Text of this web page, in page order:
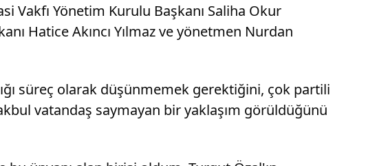
Vakfı Yönetim Kurulu Başkanı Saliha Okur
Hatice Akıncı Yılmaz ve yönetmen Nurdan
süreç olarak düşünmemek gerektiğini, çok partili
vatandaş saymayan bir yaklaşım görüldüğünü